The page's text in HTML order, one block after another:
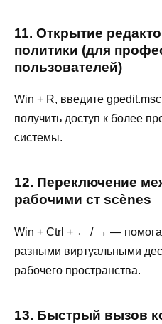
11. Открытие
политики (для
пользователей)
Win + R, введите
получить доступ к более
системы.
12. Переключение
рабочими ст scènes
Win + Ctrl + ← / → —
разными виртуальными
рабочего пространства.
13. Быстрый вызов